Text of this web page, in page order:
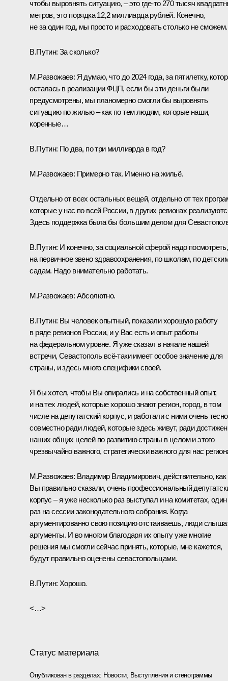
чтобы выровнять ситуацию, – это где‑то 270 тысяч
метров, это порядка 12,2 миллиарда рублей. Конечно,
не за один год, мы просто и расходовать столько не сможем.
В.Путин: За сколько?
М.Развожаев: Я думаю, что до 2024 года, за пятилетку,
осталась в реализации ФЦП, если бы эти деньги были
предусмотрены, мы планомерно смогли бы выровнять
ситуацию по жилью – как по тем людям, которые наши,
коренные…
В.Путин: По два, по три миллиарда в год?
М.Развожаев: Примерно так. Именно на жильё.
Отдельно от всех остальных вещей, отдельно от тех
которые у нас по всей России, в других регионах
Здесь поддержка была бы большим делом для
В.Путин: И конечно, за социальной сферой надо посмотреть,
на первичное звено здравоохранения, по школам, по
садам. Надо внимательно работать.
М.Развожаев: Абсолютно.
В.Путин: Вы человек опытный, показали хорошую работу
в ряде регионов России, и у Вас есть и опыт работы
на федеральном уровне. Я уже сказал в начале нашей
встречи, Севастополь всё‑таки имеет особое значение для
страны, и здесь много специфики своей.
Я бы хотел, чтобы Вы опирались и на собственный опыт,
и на тех людей, которые хорошо знают регион, город, в том
числе на депутатский корпус, и работали с ними очень
совместно ради людей, которые здесь живут, ради
наших общих целей по развитию страны в целом и этого
чрезвычайно важного, стратегически важного для нас
М.Развожаев: Владимир Владимирович, действительно, как
Вы правильно сказали, очень профессиональный
корпус – я уже несколько раз выступал и на комитетах, один
раз на сессии законодательного собрания. Когда
аргументированно свою позицию отстаиваешь, люди
аргументы. И во многом благодаря их опыту уже многие
решения мы смогли сейчас принять, которые, мне кажется,
будут правильно оценены севастопольцами.
В.Путин: Хорошо.
<…>
Статус материала
Опубликован в разделах: Новости, Выступления и стенограммы